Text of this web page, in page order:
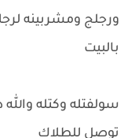
ورجلج ومشربينه
بالبيت
سولفتله وكتله
توصل للطلاك